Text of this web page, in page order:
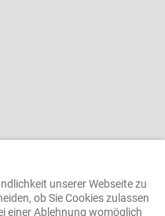
unserer Webseite zu
ob Sie Cookies zulassen
einer Ablehnung womöglich